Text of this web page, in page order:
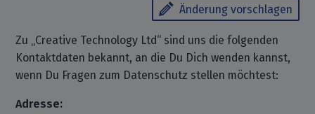
Änderung vorschlagen
Zu „Creative Technology Ltd“ sind uns die folgenden
Kontaktdaten bekannt, an die Du Dich wenden kannst,
wenn Du Fragen zum Datenschutz stellen möchtest:
Adresse: